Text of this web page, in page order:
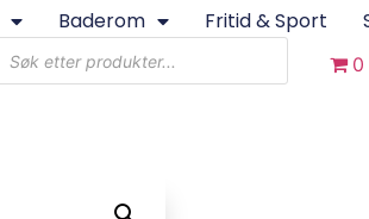
Baderom Fritid & Sport